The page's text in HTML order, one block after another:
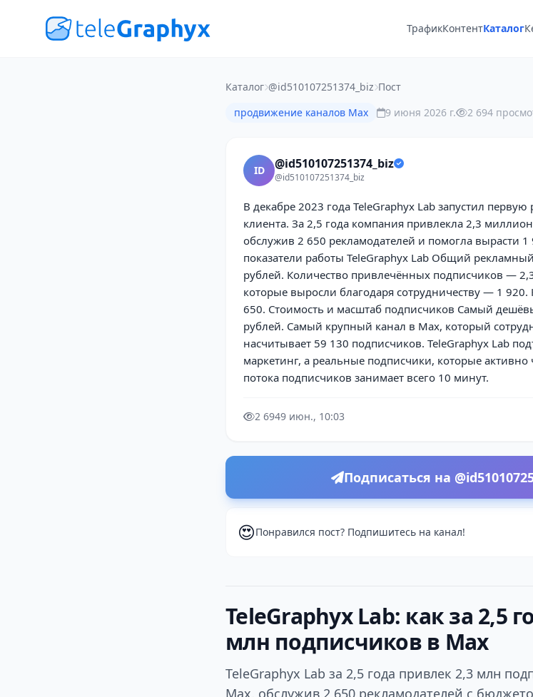
ТрафикКонтентКаталог
Каталог @id510107251374_biz Пост
продвижение каналов Max
9 июня 2026 г. 2 694
ID @id510107251374_biz
@id510107251374_biz
В декабре 2023 года TeleGraphyx Lab запустил
клиента. За 2,5 года компания привлекла 2,3
обслужив 2 650 рекламодателей и помогла вырасти
показатели работы TeleGraphyx Lab Общий
рублей. Количество привлечённых подписчиков —
которые выросли благодаря сотрудничеству — 1
650. Стоимость и масштаб подписчиков Самый
рублей. Самый крупный канал в Max, который
насчитывает 59 130 подписчиков. TeleGraphyx Lab
маркетинг, а реальные подписчики, которые
потока подписчиков занимает всего 10 минут.
2 6949 июн., 10:03
Подписаться на
😍Понравился пост? Подпишитесь на канал!
TeleGraphyx Lab: как за 2,5
млн подписчиков в Max
TeleGraphyx Lab за 2,5 года привлек 2,3 млн
Max, обслужив 2 650 рекламодателей с